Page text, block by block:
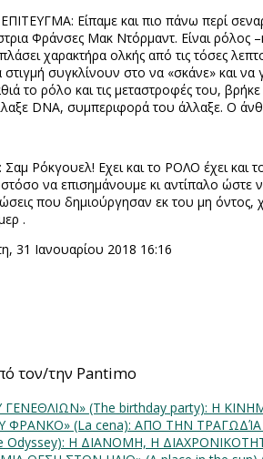
Είπαμε και πιο πάνω περί
Φράνσες Μακ Ντόρμαντ. Είναι ρόλος
χαρακτήρα ολκής από τις τόσες
συγκλίνουν στο να «σκάνε» και
το ρόλο και τις μεταστροφές του,
DNA, συμπεριφορά του άλλαξε. Ο
Σαμ Ρόκγουελ! Εχει και το ΡΟΛΟ έχει
να επισημάνουμε κι αντίπαλο ώστε
που δημιούργησαν εκ του μη όντος,
.
31 Ιανουαρίου 2018 16:16
τον/την Pantimo
(The birthday party): H
ΦΡΑΝΚΟ» (La cena): ΑΠΟ ΤΗΝ
Odyssey): Η ΔΙΑΝΟΜΗ, Η